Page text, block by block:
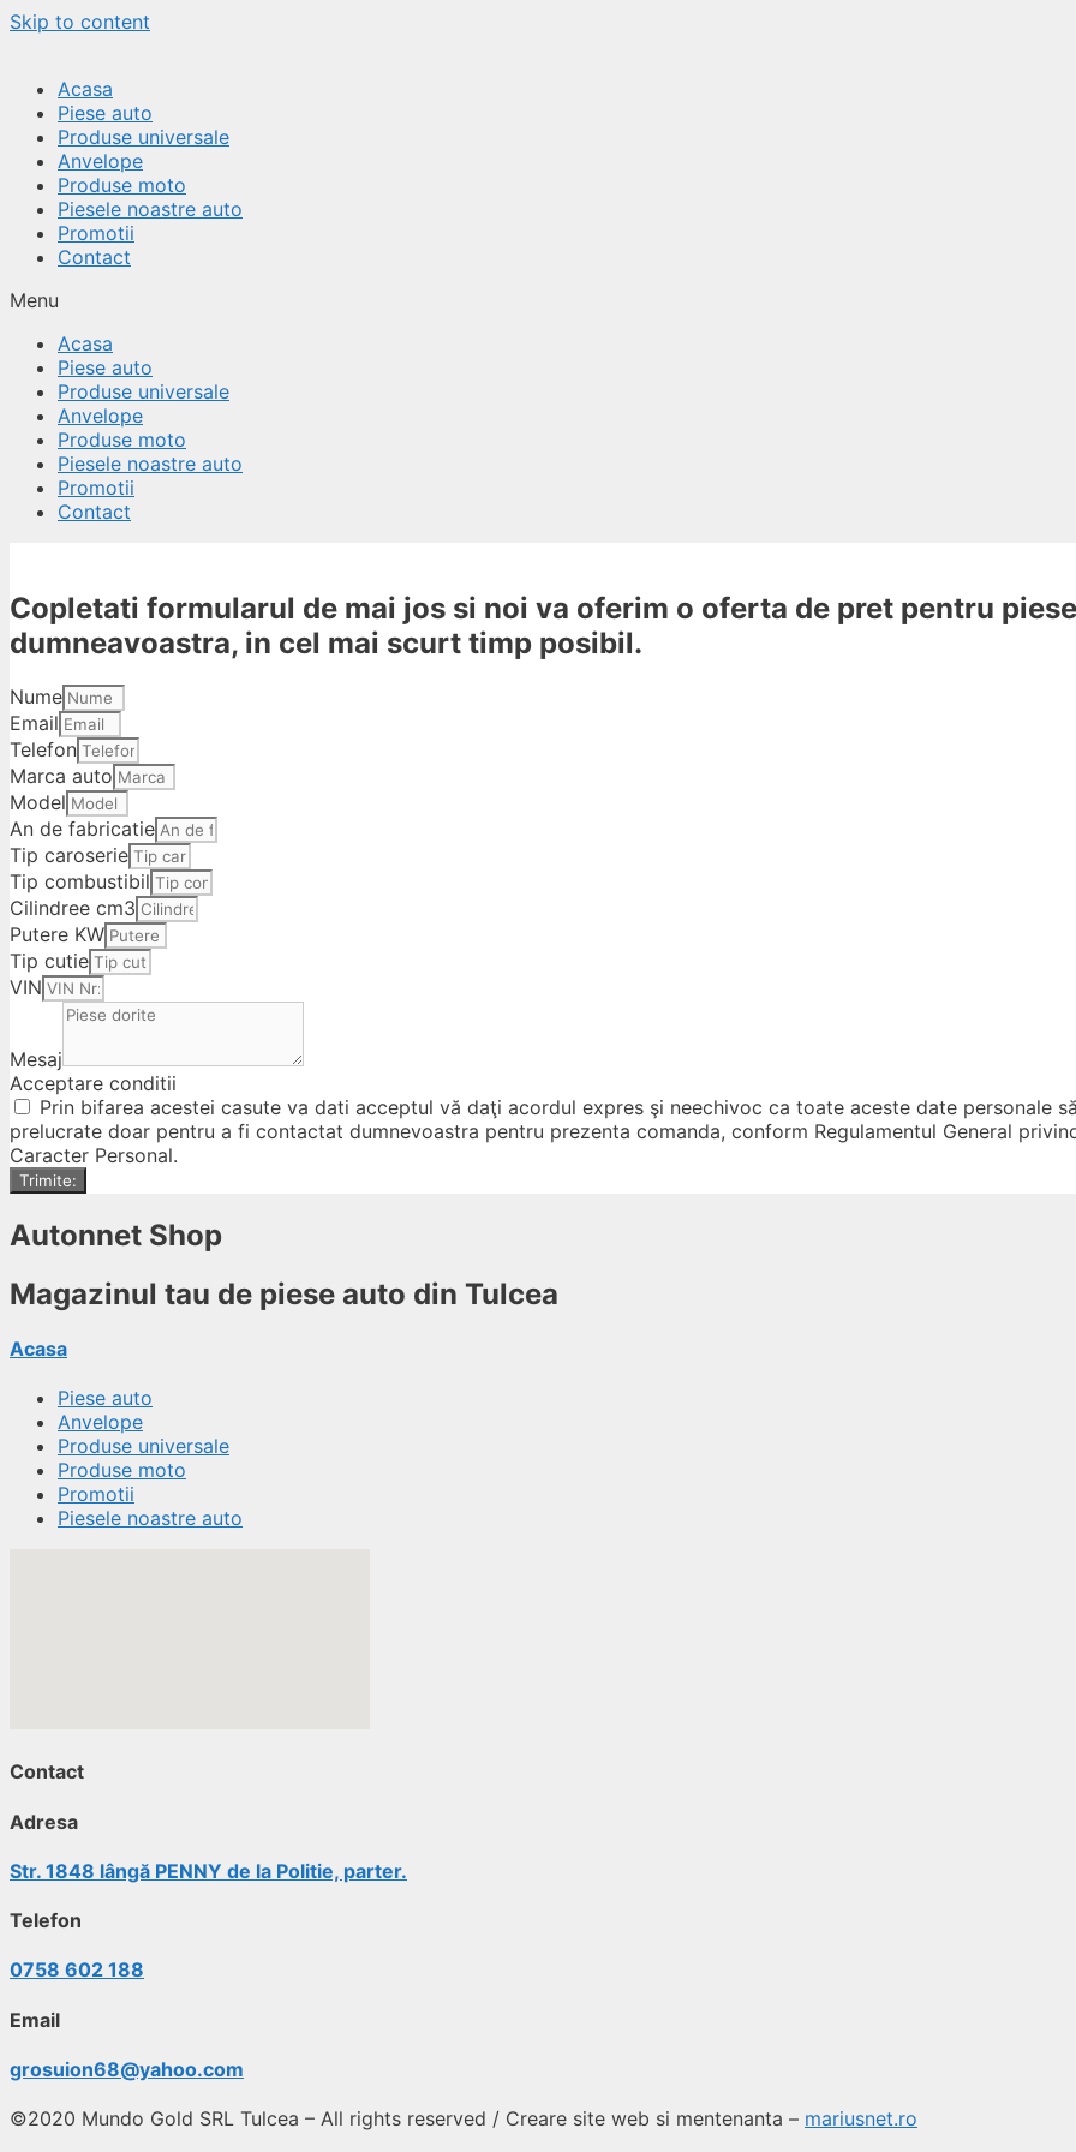
Skip to content
Acasa
Piese auto
Produse universale
Anvelope
Produse moto
Piesele noastre auto
Promotii
Contact
Menu
Acasa
Piese auto
Produse universale
Anvelope
Produse moto
Piesele noastre auto
Promotii
Contact
Copletati formularul de mai jos si noi va oferim o oferta de pret pentru
dumneavoastra, in cel mai scurt timp posibil.
Nume
Email
Telefon
Marca auto
Model
An de fabricatie
Tip caroserie
Tip combustibil
Cilindree cm3
Putere KW
Tip cutie
VIN
Mesaj
Acceptare conditii
Prin bifarea acestei casute va dati acceptul vă daţi acordul expres şi neechivoc ca toate aceste date personale
prelucrate doar pentru a fi contactat dumnevoastra pentru prezenta comanda, conform Regulamentul General
Caracter Personal.
Trimite:
Autonnet Shop
Magazinul tau de piese auto din Tulcea
Acasa
Piese auto
Anvelope
Produse universale
Produse moto
Promotii
Piesele noastre auto
Contact
Adresa
Str. 1848 lângă PENNY de la Politie, parter.
Telefon
0758 602 188
Email
grosuion68@yahoo.com
©2020 Mundo Gold SRL Tulcea – All rights reserved / Creare site web si mentenanta – mariusnet.ro